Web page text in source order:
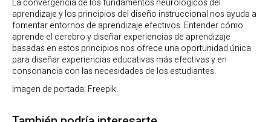
La convergencia de los fundamentos neurológicos del
aprendizaje y los principios del diseño instruccional nos ayuda a
fomentar entornos de aprendizaje efectivos. Entender cómo
aprende el cerebro y diseñar experiencias de aprendizaje
basadas en estos principios nos ofrece una oportunidad única
para diseñar experiencias educativas más efectivas y en
consonancia con las necesidades de los estudiantes.
Imagen de portada: Freepik.